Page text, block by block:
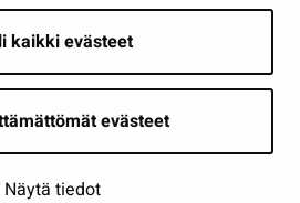
kaikki evästeet
evästeet
Näytä tiedot